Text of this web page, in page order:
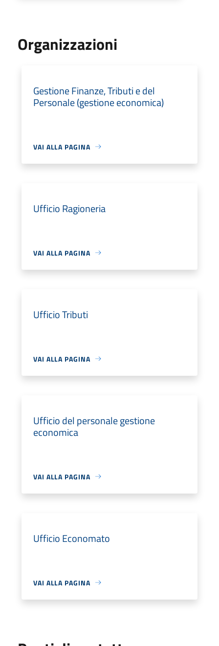
Organizzazioni
Gestione Finanze, Tributi e del
Personale (gestione economica)
VAI ALLA PAGINA
Ufficio Ragioneria
VAI ALLA PAGINA
Ufficio Tributi
VAI ALLA PAGINA
Ufficio del personale gestione
economica
VAI ALLA PAGINA
Ufficio Economato
VAI ALLA PAGINA